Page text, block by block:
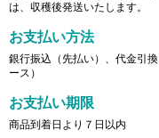
は、収穫後発送いたします。
お支払い方法
銀行振込（先払い）、代金引
ース）
お支払い期限
商品到着日より７日以内